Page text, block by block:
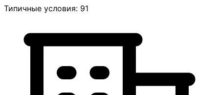
Типичные условия: 91